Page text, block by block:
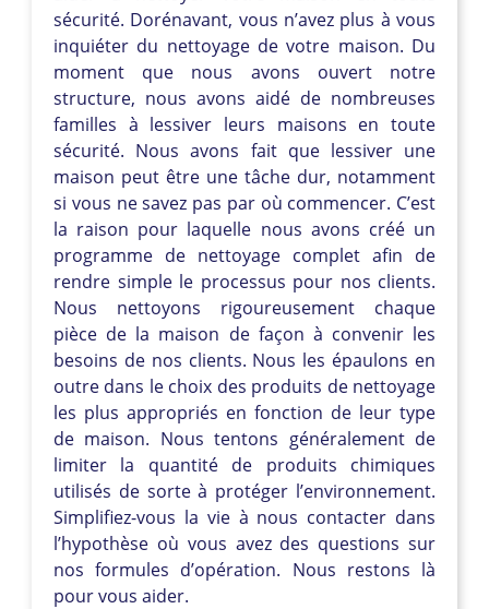
sécurité. Dorénavant, vous n’avez plus à vous
inquiéter du nettoyage de votre maison. Du
moment que nous avons ouvert notre
structure, nous avons aidé de nombreuses
familles à lessiver leurs maisons en toute
sécurité. Nous avons fait que lessiver une
maison peut être une tâche dur, notamment
si vous ne savez pas par où commencer. C’est
la raison pour laquelle nous avons créé un
programme de nettoyage complet afin de
rendre simple le processus pour nos clients.
Nous nettoyons rigoureusement chaque
pièce de la maison de façon à convenir les
besoins de nos clients. Nous les épaulons en
outre dans le choix des produits de nettoyage
les plus appropriés en fonction de leur type
de maison. Nous tentons généralement de
limiter la quantité de produits chimiques
utilisés de sorte à protéger l’environnement.
Simplifiez-vous la vie à nous contacter dans
l’hypothèse où vous avez des questions sur
nos formules d’opération. Nous restons là
pour vous aider.